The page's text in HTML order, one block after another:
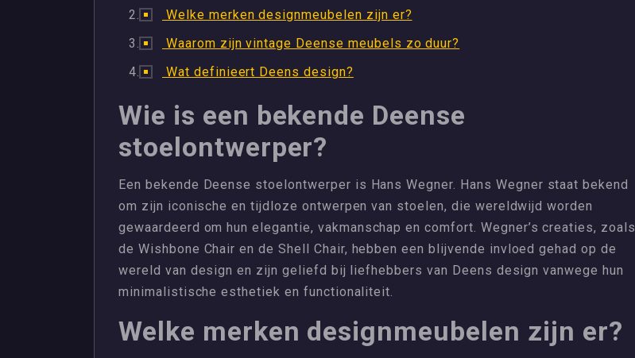
Welke merken designmeubelen zijn er?
Waarom zijn vintage Deense meubels zo duur?
Wat definieert Deens design?
Wie is een bekende Deense
stoelontwerper?
Een bekende Deense stoelontwerper is Hans Wegner. Hans Wegner staat bekend
om zijn iconische en tijdloze ontwerpen van stoelen, die wereldwijd worden
gewaardeerd om hun elegantie, vakmanschap en comfort. Wegner’s creaties, zoals
de Wishbone Chair en de Shell Chair, hebben een blijvende invloed gehad op de
wereld van design en zijn geliefd bij liefhebbers van Deens design vanwege hun
minimalistische esthetiek en functionaliteit.
Welke merken designmeubelen zijn er?